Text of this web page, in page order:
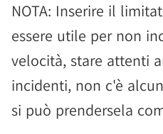
NOTA: Inserire il
essere utile per non
velocità, stare attenti
incidenti, non c'è
si può prendersela